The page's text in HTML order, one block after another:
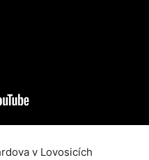
v Lovosicích